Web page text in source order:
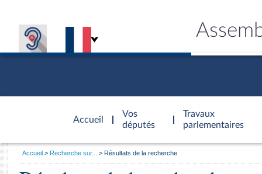
Accueil
d'accueil
Vos
députés
Travaux
parlementaires
Général
Vous
Accueil Recherche sur... Résultats de la recherche